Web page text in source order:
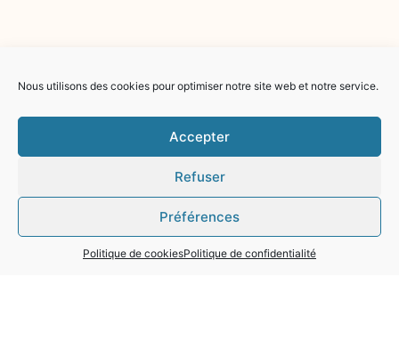
Nous utilisons des cookies pour optimiser notre site web et notre service.
Accepter
Refuser
Préférences
Politique de cookiesPolitique de confidentialité